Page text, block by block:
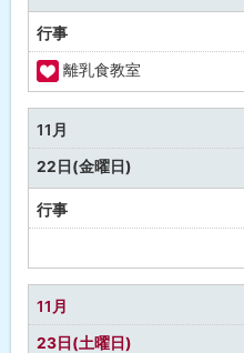
行事
福
祉
・
健
康
離乳食教室
11月
22日(金曜日)
行事
定
な
し
11月
23日(土曜日)